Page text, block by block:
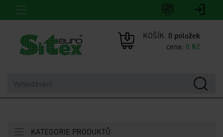
KOŠÍK: 0 položek
cena: 0 Kč
KATEGORIE PRODUKTŮ